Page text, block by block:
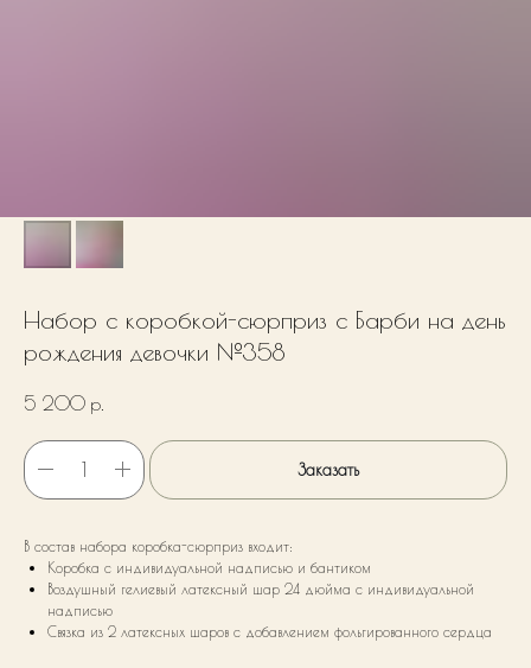
Набор с коробкой-сюрприз с Барби на день
рождения девочки №358
5 200 р.
Заказать
В состав набора коробка-сюрприз входит:
Коробка с индивидуальной надписью и бантиком
Воздушный гелиевый латексный шар 24 дюйма с индивидуальной
надписью
Связка из 2 латексных шаров с добавлением фольгированного сердца